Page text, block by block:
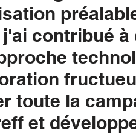
contribué
toute la
et